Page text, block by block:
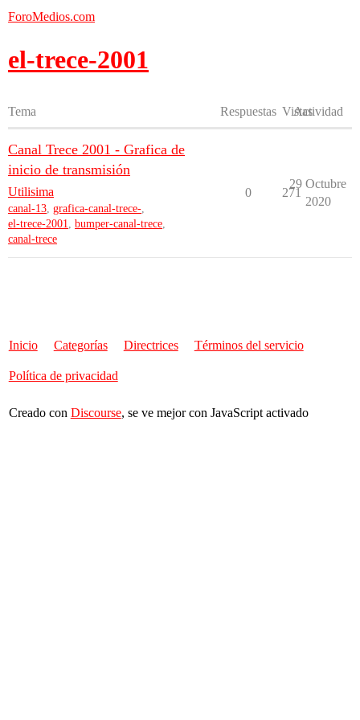
ForoMedios.com
el-trece-2001
Tema Respuestas Vistas
Actividad
Canal Trece 2001 - Grafica de
inicio de transmisión
Utilisima
canal-13, grafica-canal-trece-,
el-trece-2001, bumper-canal-trece,
canal-trece
0 271
29 Octubre
2020
Inicio Categorías Directrices Términos del servicio
Política de privacidad
Creado con Discourse, se ve mejor con JavaScript activado